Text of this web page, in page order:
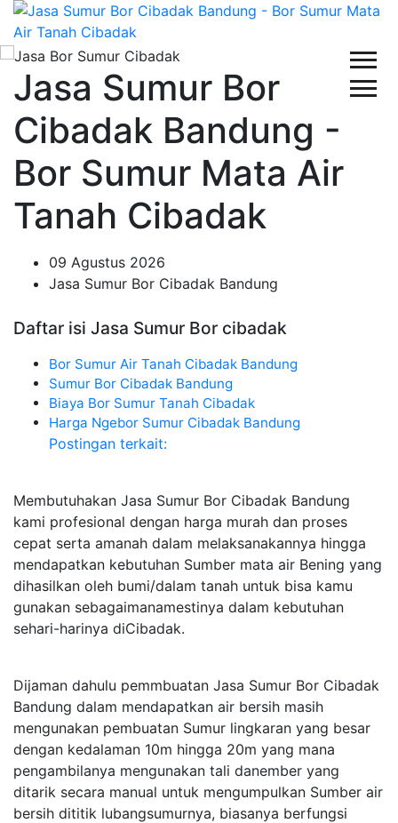
Jasa Sumur Bor
Cibadak Bandung -
Bor Sumur Mata Air
Tanah Cibadak
09 Agustus 2026
Jasa Sumur Bor Cibadak Bandung
Daftar isi Jasa Sumur Bor cibadak
Bor Sumur Air Tanah Cibadak Bandung
Sumur Bor Cibadak Bandung
Biaya Bor Sumur Tanah Cibadak
Harga Ngebor Sumur Cibadak Bandung
Postingan terkait:
Membutuhakan Jasa Sumur Bor Cibadak Bandung
kami profesional dengan harga murah dan proses
cepat serta amanah dalam melaksanakannya hingga
mendapatkan kebutuhan Sumber mata air Bening yang
dihasilkan oleh bumi/dalam tanah untuk bisa kamu
gunakan sebagaimanamestinya dalam kebutuhan
sehari-harinya diCibadak.
Dijaman dahulu pemmbuatan Jasa Sumur Bor Cibadak
Bandung dalam mendapatkan air bersih masih
mengunakan pembuatan Sumur lingkaran yang besar
dengan kedalaman 10m hingga 20m yang mana
pengambilanya mengunakan tali danember yang
ditarik secara manual untuk mengumpulkan Sumber air
bersih dititik lubangsumurnya, biasanya berfungsi